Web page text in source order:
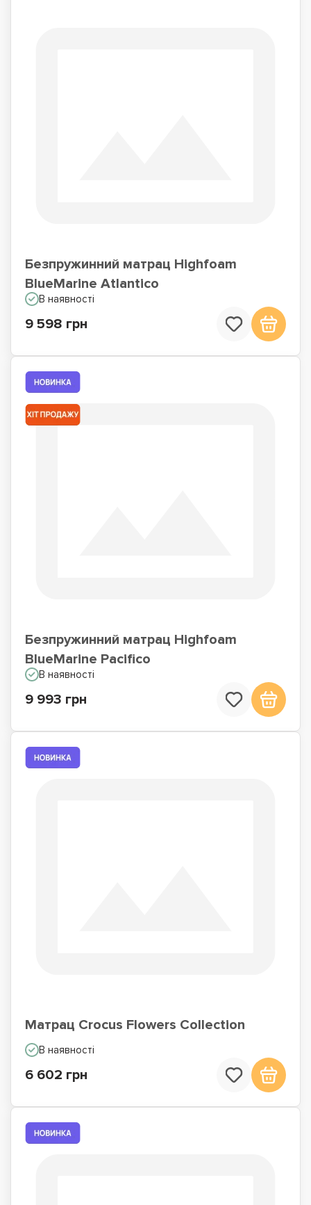
Безпружинний матрац Highfoam
BlueMarine Atlantico
В наявності
9 598 грн
Безпружинний матрац Highfoam
BlueMarine Pacifico
В наявності
9 993 грн
Матрац Crocus Flowers Collection
В наявності
6 602 грн